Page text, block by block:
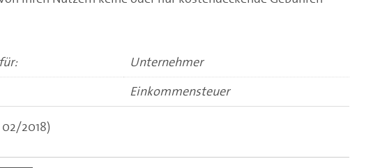
Unternehmer
Einkommensteuer
2018)